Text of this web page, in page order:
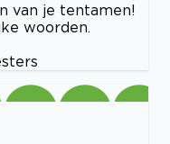
van je tentamen!
woorden.